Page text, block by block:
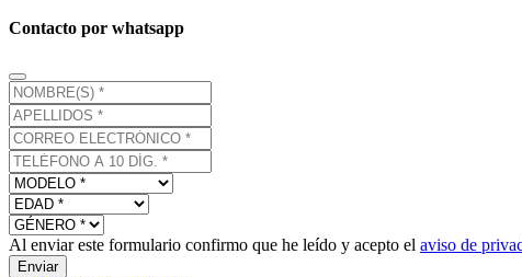
Contacto por whatsapp
Al enviar este formulario confirmo que he leído y acepto el aviso de
Enviar